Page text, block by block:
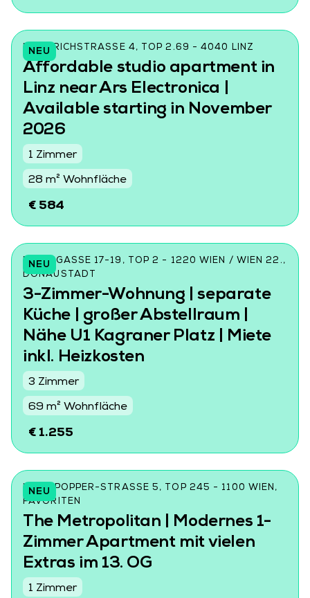
NEU
FRIEDRICHSTRASSE 4, TOP 2.69 - 4040 LINZ
Affordable studio apartment in
Linz near Ars Electronica |
Available starting in November
2026
1 Zimmer
28 m² Wohnfläche
€ 584
NEU
DONINGASSE 17-19, TOP 2 - 1220 WIEN / WIEN 22.,
DONAUSTADT
3-Zimmer-Wohnung | separate
Küche | großer Abstellraum |
Nähe U1 Kagraner Platz | Miete
inkl. Heizkosten
3 Zimmer
69 m² Wohnfläche
€ 1.255
NEU
KARL-POPPER-STRASSE 5, TOP 245 - 1100 WIEN, F
AVORITEN
The Metropolitan | Modernes 1-
Zimmer Apartment mit vielen
Extras im 13. OG
1 Zimmer